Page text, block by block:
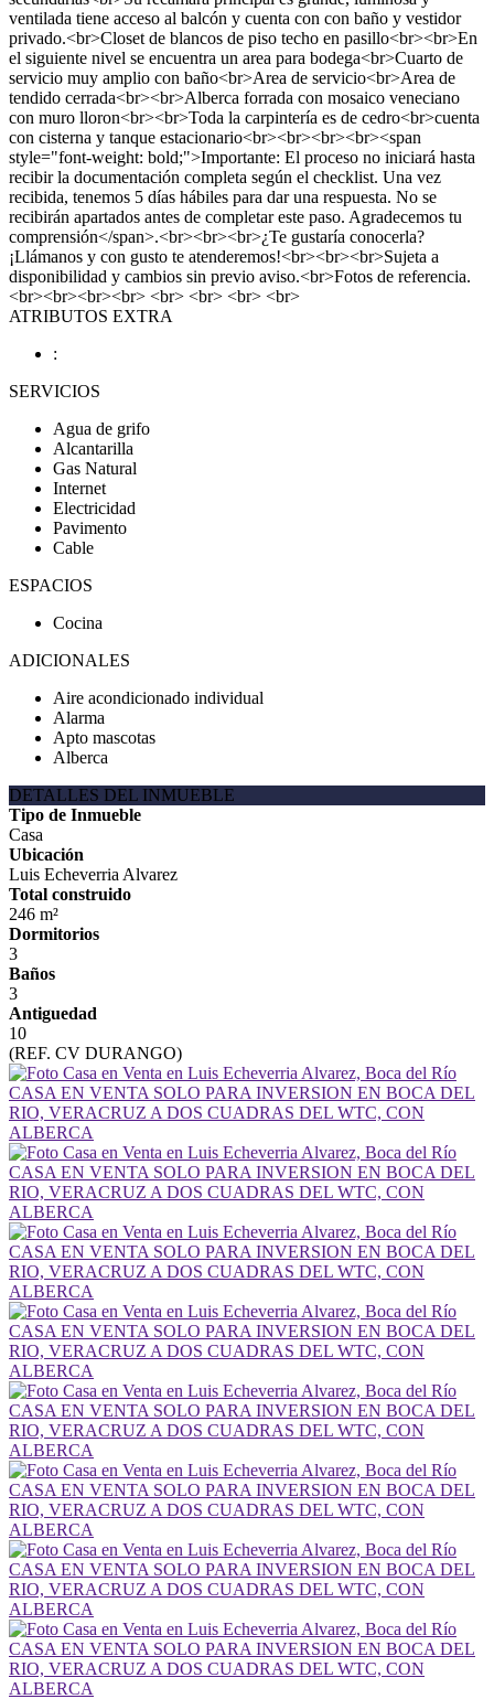
ventilada tiene acceso al balcón y cuenta con con baño y vestidor
privado.<br>Closet de blancos de piso techo en pasillo<br><br>En
el siguiente nivel se encuentra un area para bodega<br>Cuarto de
servicio muy amplio con baño<br>Area de servicio<br>Area de
tendido cerrada<br><br>Alberca forrada con mosaico veneciano
con muro lloron<br><br>Toda la carpintería es de cedro<br>cuenta
con cisterna y tanque estacionario<br><br><br><br><span
style="font-weight: bold;">Importante: El proceso no iniciará hasta
recibir la documentación completa según el checklist. Una vez
recibida, tenemos 5 días hábiles para dar una respuesta. No se
recibirán apartados antes de completar este paso. Agradecemos tu
comprensión</span>.<br><br><br>¿Te gustaría conocerla?
¡Llámanos y con gusto te atenderemos!<br><br><br>Sujeta a
disponibilidad y cambios sin previo aviso.<br>Fotos de referencia.
<br><br><br><br> <br> <br> <br> <br>
ATRIBUTOS EXTRA
:
SERVICIOS
Agua de grifo
Alcantarilla
Gas Natural
Internet
Electricidad
Pavimento
Cable
ESPACIOS
Cocina
ADICIONALES
Aire acondicionado individual
Alarma
Apto mascotas
Alberca
DETALLES DEL INMUEBLE
Tipo de Inmueble
Casa
Ubicación
Luis Echeverria Alvarez
Total construido
246 m²
Dormitorios
3
Baños
3
Antiguedad
10
(REF. CV DURANGO)